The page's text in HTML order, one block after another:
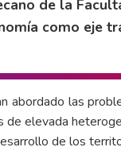
de la
como eje
abordado las
de elevada
de los